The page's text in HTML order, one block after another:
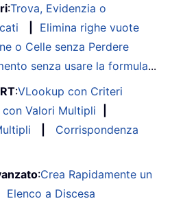
:Trova, Evidenzia o
Elimina righe vuote
o Celle senza Perdere
senza usare la formula...
:VLookup con Criteri
Valori Multipli
Corrispondenza
:Crea Rapidamente un
Elenco a Discesa